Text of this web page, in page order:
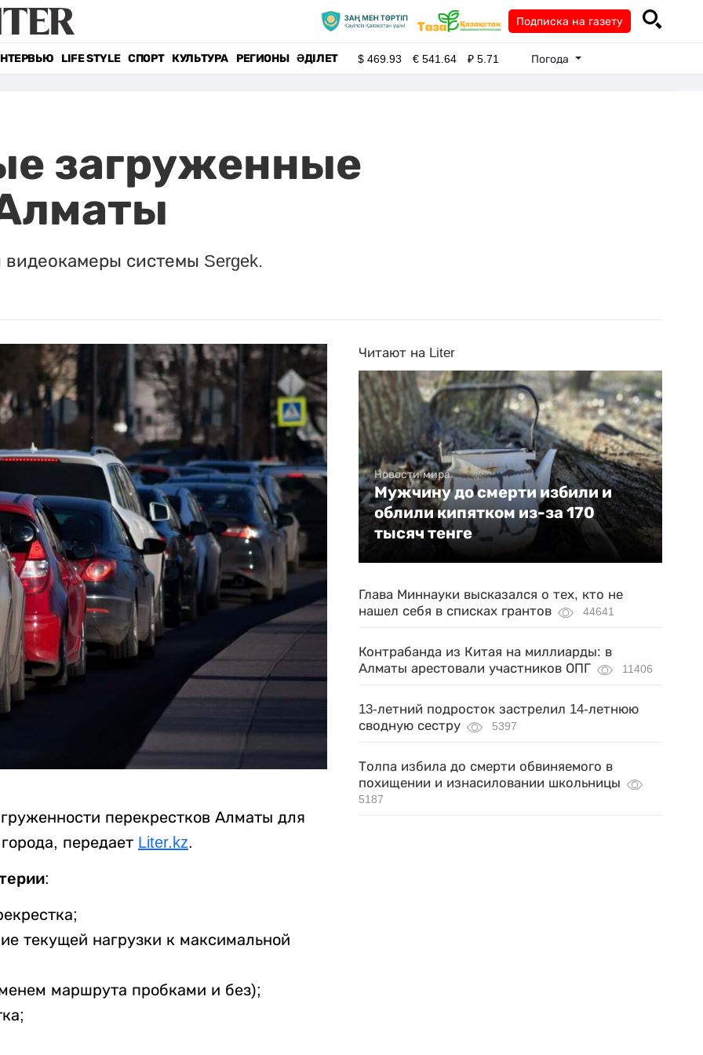
Подписка на газету
LIFE STYLE СПОРТ КУЛЬТУРА РЕГИОНЫ ӘДІЛЕТ $469.93 €541.64 ₽5.71 Погода
загруженные
системы Sergek.
перекрестков Алматы для
передает Liter.kz.
текущей нагрузки к максимальной
маршрута пробками и без);
Читают на Liter
Новости мира
Мужчину до смерти избили и
облили кипятком из-за 170
тысяч тенге
Глава Миннауки высказался о тех, кто не
нашел себя в списках грантов
44641
Контрабанда из Китая на миллиарды: в
Алматы арестовали участников ОПГ
11406
13-летний подросток застрелил 14-летнюю
сводную сестру
5397
Толпа избила до смерти обвиняемого в
похищении и изнасиловании школьницы
5187